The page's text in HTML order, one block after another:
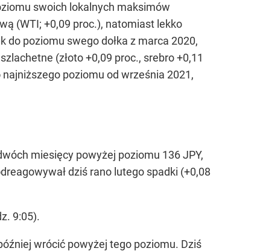
swoich lokalnych maksimów
(WTI; +0,09 proc.), natomiast lekko
do poziomu swego dołka z marca 2020,
(złoto +0,09 proc., srebro +0,11
poziomu od września 2021,
miesięcy powyżej poziomu 136 JPY,
dziś rano lutego spadki (+0,08
9:05).
wrócić powyżej tego poziomu. Dziś